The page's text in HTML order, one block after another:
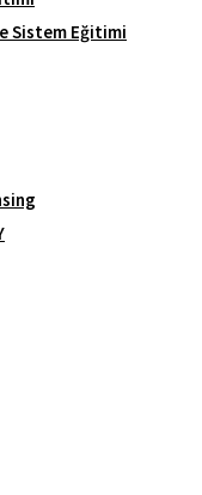
Sistem Eğitimi